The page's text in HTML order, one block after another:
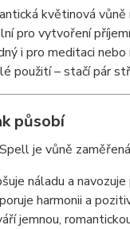
květinová
pro vytvoření
i pro meditaci
použití – stačí pár
působí
je vůně
náladu a
harmonii a
jemnou,